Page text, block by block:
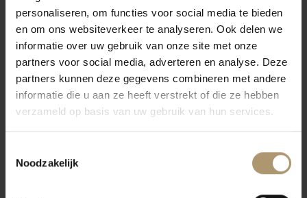
personaliseren, om functies voor social media te bieden
en om ons websiteverkeer te analyseren. Ook delen we
informatie over uw gebruik van onze site met onze
partners voor social media, adverteren en analyse. Deze
partners kunnen deze gegevens combineren met andere
informatie die u aan ze heeft verstrekt of die ze hebben
verzameld op basis van uw gebruik van hun services.
Noodzakelijk
De druiven komen uit de streek Verone, onder andere bekend van
het Gardameer. De gebruikte Italiaanse druiven zijn Garganega en
Trebbiano aangevuld met een beetje Chardonnay.
Vinificatie
van.